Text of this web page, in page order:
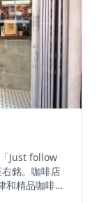
Just follow
銘。咖啡店
和精品咖啡。